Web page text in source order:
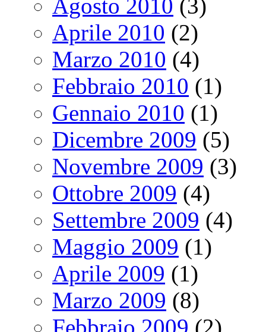
Agosto 2010 (3)
Aprile 2010 (2)
Marzo 2010 (4)
Febbraio 2010 (1)
Gennaio 2010 (1)
Dicembre 2009 (5)
Novembre 2009 (3)
Ottobre 2009 (4)
Settembre 2009 (4)
Maggio 2009 (1)
Aprile 2009 (1)
Marzo 2009 (8)